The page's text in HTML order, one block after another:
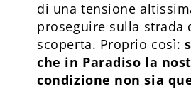
di una tensione
proseguire sulla strada
scoperta. Proprio così:
che in Paradiso la
condizione non sia